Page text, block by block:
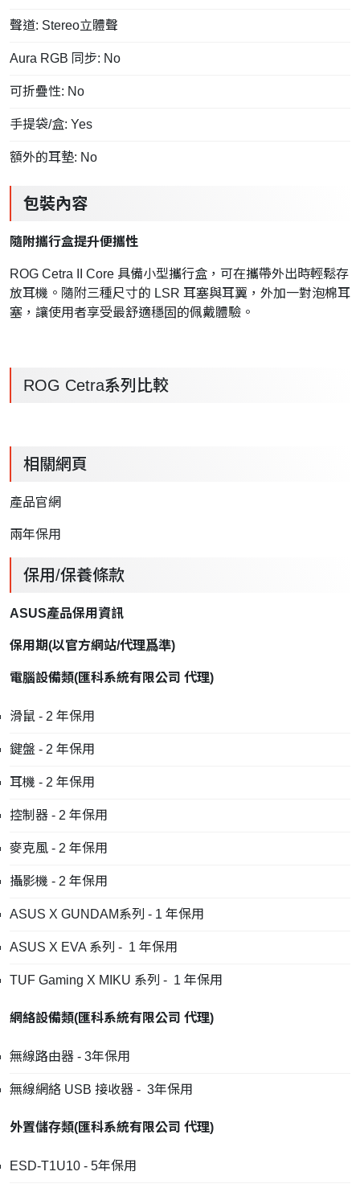
聲道: Stereo立體聲
Aura RGB 同步: No
可折疊性: No
手提袋/盒: Yes
額外的耳墊: No
包裝內容
隨附攜行盒提升便攜性
ROG Cetra II Core 具備小型攜行盒，可在攜帶外出時輕鬆存
放耳機。隨附三種尺寸的 LSR 耳塞與耳翼，外加一對泡棉耳
塞，讓使用者享受最舒適穩固的佩戴體驗。
ROG Cetra系列比較
相關網頁
產品官網
兩年保用
保用/保養條款
ASUS產品保用資訊
保用期(以官方網站/代理爲準)
電腦設備類(匯科系統有限公司 代理)
滑鼠 - 2 年保用
鍵盤 - 2 年保用
耳機 - 2 年保用
控制器 - 2 年保用
麥克風 - 2 年保用
攝影機 - 2 年保用
ASUS X GUNDAM系列 - 1 年保用
ASUS X EVA 系列 - 1 年保用
TUF Gaming X MIKU 系列 - 1 年保用
網絡設備類(匯科系統有限公司 代理)
無線路由器 - 3年保用
無線網絡 USB 接收器 - 3年保用
外置儲存類(匯科系統有限公司 代理)
ESD-T1U10 - 5年保用